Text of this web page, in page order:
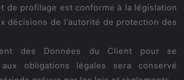
de profilage est conforme à la législation
décisions de l'autorité de protection des
des Données du Client pour se
obligations légales sera conservé